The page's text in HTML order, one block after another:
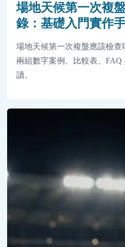
場地天候第一次複
錄：基礎入門實作
場地天候第一次複盤應該檢查
兩組數字案例、比較表、FAQ
讀。